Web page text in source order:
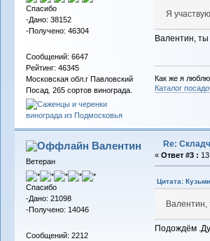
Спасибо
-Дано: 38152
-Получено: 46304
Сообщений: 6647
Рейтинг: 46345
Московская обл.г Павловский
Посад. 265 сортов винограда.
Я
Валентин,
Как же я люблю
Каталог
Валентин
Ветеран
Спасибо
-Дано: 21098
-Получено: 14046
Сообщений: 2212
Re:
« Ответ #3 :
Цитата:
Валентин,
Подождём